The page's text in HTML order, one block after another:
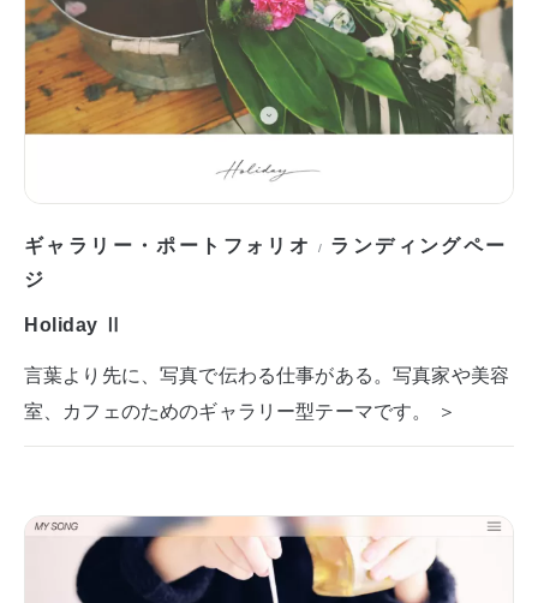
ギャラリー・ポートフォリオ / ランディングペー
ジ
Holiday Ⅱ
言葉より先に、写真で伝わる仕事がある。写真家や美容
室、カフェのためのギャラリー型テーマです。 ＞